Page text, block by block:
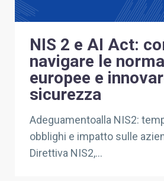
NIS 2 e AI Act:
navigare le
europee e
sicurezza
Adeguamentoalla NIS2:
obblighi e impatto sulle
Direttiva NIS2,...